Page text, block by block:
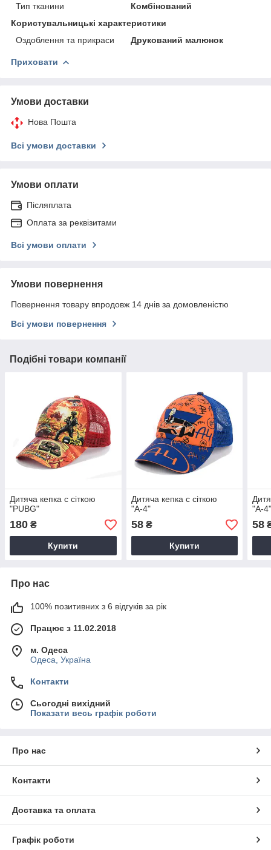
Тип тканини
Комбінований
Користувальницькі характеристики
Оздоблення та прикраси
Друкований малюнок
Приховати
Умови доставки
Нова Пошта
Всі умови доставки
Умови оплати
Післяплата
Оплата за реквізитами
Всі умови оплати
Умови повернення
Повернення товару впродовж 14 днів за домовленістю
Всі умови повернення
Подібні товари компанії
Дитяча кепка c сіткою
"PUBG"
180 ₴
Купити
Дитяча кепка c сіткою
"А-4"
58₴
Купити
"А-
58
Про нас
100% позитивних з 6 відгуків за рік
Працює з 11.02.2018
м. Одеса
Одеса, Україна
Контакти
Сьогодні вихідний
Показати весь графік роботи
Про нас
Контакти
Доставка та оплата
Графік роботи